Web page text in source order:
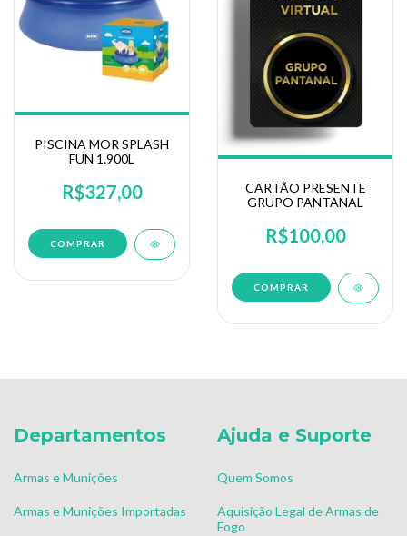
PISCINA MOR SPLASH
FUN 1.900L
R$327,00
CARTÃO PRESENTE
GRUPO PANTANAL
R$100,00
COMPRAR
Departamentos
Armas e Munições
Armas e Munições Importadas
Ajuda e Suporte
Quem Somos
Aquisição Legal de Armas de
Fogo